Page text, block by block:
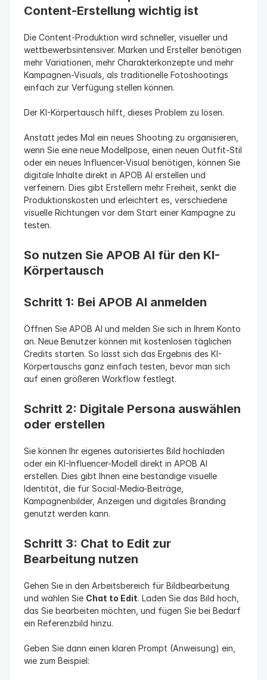
Content-Erstellung wichtig ist
Die Content-Produktion wird schneller, visueller und
wettbewerbsintensiver. Marken und Ersteller benötigen
mehr Variationen, mehr Charakterkonzepte und mehr
Kampagnen-Visuals, als traditionelle Fotoshootings
einfach zur Verfügung stellen können.
Der KI-Körpertausch hilft, dieses Problem zu lösen.
Anstatt jedes Mal ein neues Shooting zu organisieren,
wenn Sie eine neue Modellpose, einen neuen Outfit-Stil
oder ein neues Influencer-Visual benötigen, können Sie
digitale Inhalte direkt in APOB AI erstellen und
verfeinern. Dies gibt Erstellern mehr Freiheit, senkt die
Produktionskosten und erleichtert es, verschiedene
visuelle Richtungen vor dem Start einer Kampagne zu
testen.
So nutzen Sie APOB AI für den KI-
Körpertausch
Schritt 1: Bei APOB AI anmelden
Öffnen Sie APOB AI und melden Sie sich in Ihrem Konto
an. Neue Benutzer können mit kostenlosen täglichen
Credits starten. So lässt sich das Ergebnis des KI-
Körpertauschs ganz einfach testen, bevor man sich
auf einen größeren Workflow festlegt.
Schritt 2: Digitale Persona auswählen
oder erstellen
Sie können Ihr eigenes autorisiertes Bild hochladen
oder ein KI-Influencer-Modell direkt in APOB AI
erstellen. Dies gibt Ihnen eine beständige visuelle
Identität, die für Social-Media-Beiträge,
Kampagnenbilder, Anzeigen und digitales Branding
genutzt werden kann.
Schritt 3: Chat to Edit zur
Bearbeitung nutzen
Gehen Sie in den Arbeitsbereich für Bildbearbeitung
und wählen Sie Chat to Edit. Laden Sie das Bild hoch,
das Sie bearbeiten möchten, und fügen Sie bei Bedarf
ein Referenzbild hinzu.
Geben Sie dann einen klaren Prompt (Anweisung) ein,
wie zum Beispiel: